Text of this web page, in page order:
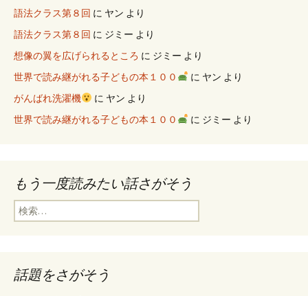
語法クラス第８回 に ヤン より
語法クラス第８回 に ジミー より
想像の翼を広げられるところ に ジミー より
世界で読み継がれる子どもの本１００
に ヤン より
がんばれ洗濯機
に ヤン より
世界で読み継がれる子どもの本１００
に ジミー より
もう一度読みたい話さがそう
検
索
話題をさがそう